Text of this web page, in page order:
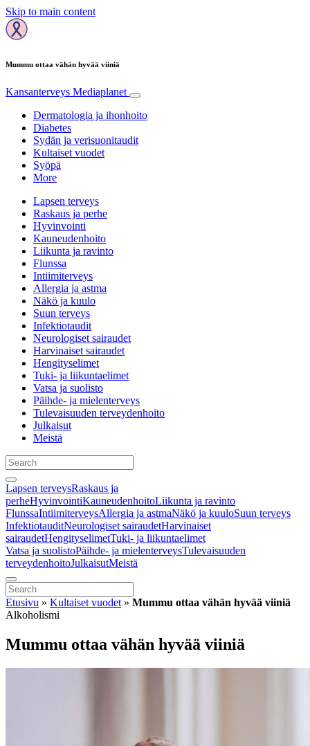
Skip to main content
Mummu ottaa vähän hyvää viiniä
Kansanterveys Mediaplanet
Dermatologia ja ihonhoito
Diabetes
Sydän ja verisuonitaudit
Kultaiset vuodet
Syöpä
More
Lapsen terveys
Raskaus ja perhe
Hyvinvointi
Kauneudenhoito
Liikunta ja ravinto
Flunssa
Intiimiterveys
Allergia ja astma
Näkö ja kuulo
Suun terveys
Infektiotaudit
Neurologiset sairaudet
Harvinaiset sairaudet
Hengityselimet
Tuki- ja liikuntaelimet
Vatsa ja suolisto
Päihde- ja mielenterveys
Tulevaisuuden terveydenhoito
Julkaisut
Meistä
Lapsen terveysRaskaus ja
perheHyvinvointiKauneudenhoitoLiikunta ja ravinto
FlunssaIntiimiterveysAllergia ja astmaNäkö ja kuuloSuun terveys
InfektiotauditNeurologiset sairaudetHarvinaiset
sairaudetHengityselimetTuki- ja liikuntaelimet
Vatsa ja suolistoPäihde- ja mielenterveysTulevaisuuden
terveydenhoitoJulkaisutMeistä
Etusivu » Kultaiset vuodet » Mummu ottaa vähän hyvää viiniä
Alkoholismi
Mummu ottaa vähän hyvää viiniä